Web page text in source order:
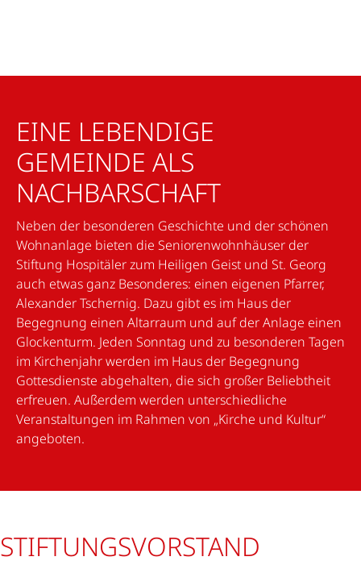
EINE LEBENDIGE
GEMEINDE ALS
NACHBARSCHAFT
Neben der besonderen Geschichte und der schönen
Wohnanlage bieten die Seniorenwohnhäuser der
Stiftung Hospitäler zum Heiligen Geist und St. Georg
auch etwas ganz Besonderes: einen eigenen Pfarrer,
Alexander Tschernig. Dazu gibt es im Haus der
Begegnung einen Altarraum und auf der Anlage einen
Glockenturm. Jeden Sonntag und zu besonderen Tagen
im Kirchenjahr werden im Haus der Begegnung
Gottesdienste abgehalten, die sich großer Beliebtheit
erfreuen. Außerdem werden unterschiedliche
Veranstaltungen im Rahmen von „Kirche und Kultur“
angeboten.
STIFTUNGSVORSTAND